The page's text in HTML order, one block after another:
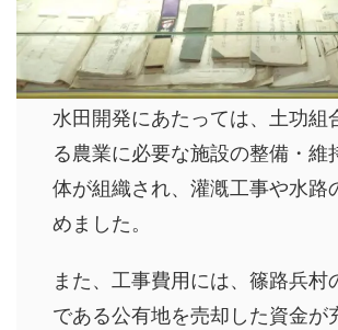
水田開発にあたっては、土功組
る農業に必要な施設の整備・維
体が組織され、灌漑工事や水路
めました。
また、工事費用には、篠路兵村
である公有地を売却した資金が